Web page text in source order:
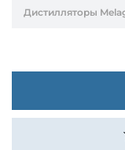
Дистилляторы